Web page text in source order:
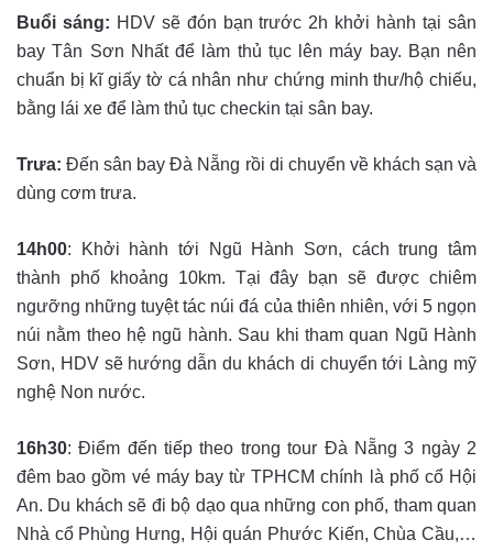
Buổi sáng: HDV sẽ đón bạn trước 2h khởi hành tại sân
bay Tân Sơn Nhất để làm thủ tục lên máy bay. Bạn nên
chuẩn bị kĩ giấy tờ cá nhân như chứng minh thư/hộ chiếu,
bằng lái xe để làm thủ tục checkin tại sân bay.
Trưa: Đến sân bay Đà Nẵng rồi di chuyển về khách sạn và
dùng cơm trưa.
14h00: Khởi hành tới Ngũ Hành Sơn, cách trung tâm
thành phố khoảng 10km. Tại đây bạn sẽ được chiêm
ngưỡng những tuyệt tác núi đá của thiên nhiên, với 5 ngọn
núi nằm theo hệ ngũ hành. Sau khi tham quan Ngũ Hành
Sơn, HDV sẽ hướng dẫn du khách di chuyển tới Làng mỹ
nghệ Non nước.
16h30: Điểm đến tiếp theo trong tour Đà Nẵng 3 ngày 2
đêm bao gồm vé máy bay từ TPHCM chính là phố cổ Hội
An. Du khách sẽ đi bộ dạo qua những con phố, tham quan
Nhà cổ Phùng Hưng, Hội quán Phước Kiến, Chùa Cầu,…